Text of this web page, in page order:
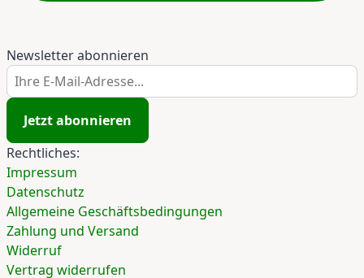
Newsletter abonnieren
Ihre E-Mail-Adresse...
Jetzt abonnieren
Rechtliches:
Impressum
Datenschutz
Allgemeine Geschäftsbedingungen
Zahlung und Versand
Widerruf
Vertrag widerrufen